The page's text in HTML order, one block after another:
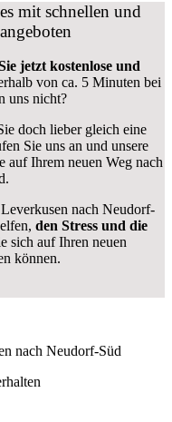
mit schnellen und
jetzt kostenlose und
von ca. 5 Minuten bei
uns nicht?
doch lieber gleich eine
Sie uns an und unsere
auf Ihrem neuen Weg nach
nach Neudorf-
den Stress und die
sich auf Ihren neuen
können.
nach Neudorf-Süd